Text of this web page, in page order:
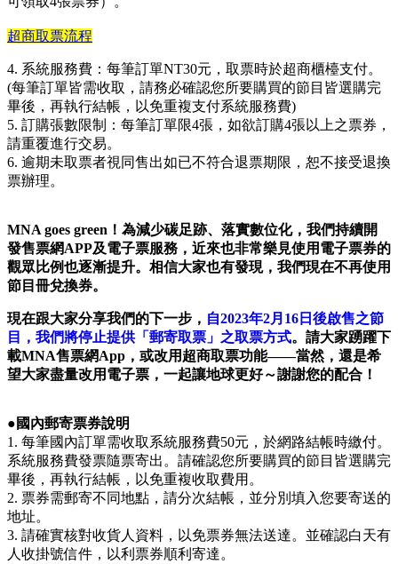
超商取票流程
4. 系統服務費：每筆訂單NT30元，取票時於超商櫃檯支付。
(每筆訂單皆需收取，請務必確認您所要購買的節目皆選購完
畢後，再執行結帳，以免重複支付系統服務費)
5. 訂購張數限制：每筆訂單限4張， 如欲訂購4張以上之票券，
請重覆進行交易。
6. 逾期未取票者視同售出如已不符合退票期限，恕不接受退換
票辦理。
MNA goes green！ 為減少碳足跡、落實數位化，我們持續開
發售票網APP及電子票服務，近來也非常樂見使用電子票券的
觀眾比例也逐漸提升。相信大家也有發現，我們現在不再使用
節目冊兌換券。
現在跟大家分享我們的下一步， 自2023年2月16日後啟售之節
目，我們將停止提供「郵寄取票」之取票方式。請大家踴躍下
載MNA售票網App，或改用超商取票功能——當然，還是希
望大家盡量改用電子票，一起讓地球更好～謝謝您的配合！
●國內郵寄票券說明
1. 每筆國內訂單需收取系統服務費50元，於網路結帳時繳付。
系統服務費發票隨票寄出。請確認您所要購買的節目皆選購完
畢後，再執行結帳，以免重複收取費用。
2. 票券需郵寄不同地點，請分次結帳，並分別填入您要寄送的
地址。
3. 請確實核對收貨人資料，以免票券無法送達。並確認白天有
人收掛號信件，以利票券順利寄達。